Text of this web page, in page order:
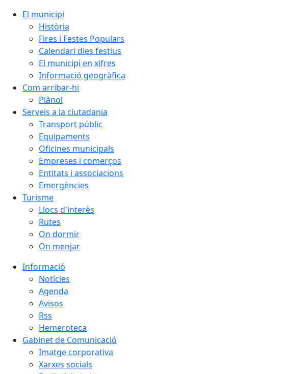
El municipi
Història
Fires i Festes Populars
Calendari dies festius
El municipi en xifres
Informació geogràfica
Com arribar-hi
Plànol
Serveis a la ciutadania
Transport públic
Equipaments
Oficines municipals
Empreses i comerços
Entitats i associacions
Emergències
Turisme
Llocs d'interès
Rutes
On dormir
On menjar
Informació
Notícies
Agenda
Avisos
Rss
Hemeroteca
Gabinet de Comunicació
Imatge corporativa
Xarxes socials